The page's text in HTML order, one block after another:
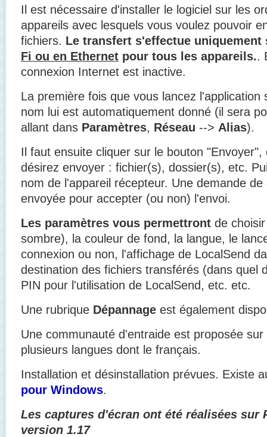
Il est nécessaire d'installer le logiciel sur les
appareils avec lesquels vous voulez pouvoir
fichiers. Le transfert s'effectue
Fi ou en Ethernet pour tous les appareils..
connexion Internet est inactive.
La première fois que vous lancez l'application
nom lui est automatiquement donné (il sera
allant dans Paramètres, Réseau --> Alias).
Il faut ensuite cliquer sur le bouton
désirez envoyer : fichier(s), dossier(s), etc.
nom de l'appareil récepteur. Une demande
envoyée pour accepter (ou non) l'envoi.
Les paramètres vous permettront de
sombre), la couleur de fond, la langue, le
connexion ou non, l'affichage de LocalSend
destination des fichiers transférés (dans quel
PIN pour l'utilisation de LocalSend, etc. etc.
Une rubrique Dépannage est également
Une communauté d'entraide est proposée
plusieurs langues dont le français.
Installation et désinstallation prévues. Existe
pour Windows.
Les captures d'écran ont été réalisées sur
version 1.17